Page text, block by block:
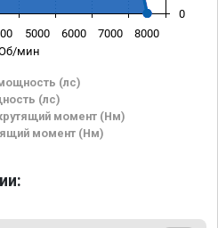
мин
(лс)
(лс)
момент (Нм)
момент (Нм)
5000 6000 7000 8000
0